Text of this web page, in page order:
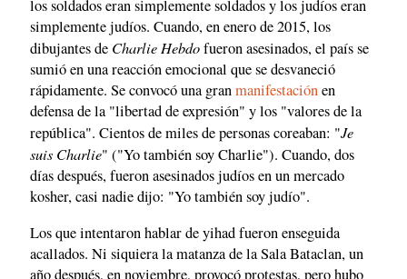
los soldados eran simplemente soldados y los judíos eran
simplemente judíos. Cuando, en enero de 2015, los
dibujantes de Charlie Hebdofueron asesinados, el país se
sumió en una reacción emocional que se desvaneció
rápidamente. Se convocó una granmanifestaciónen
defensa de la "libertad de expresión" y los "valores de la
república". Cientos de miles de personas coreaban: "Je
suis Charlie" ("Yo también soy Charlie"). Cuando, dos
días después, fueron asesinados judíos en un mercado
kosher, casi nadie dijo: "Yo también soy judío".
Los que intentaron hablar de yihad fueron enseguida
acallados. Ni siquiera la matanza de la Sala Bataclan, un
año después, en noviembre, provocó protestas, pero hubo